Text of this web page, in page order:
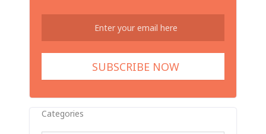
Categories